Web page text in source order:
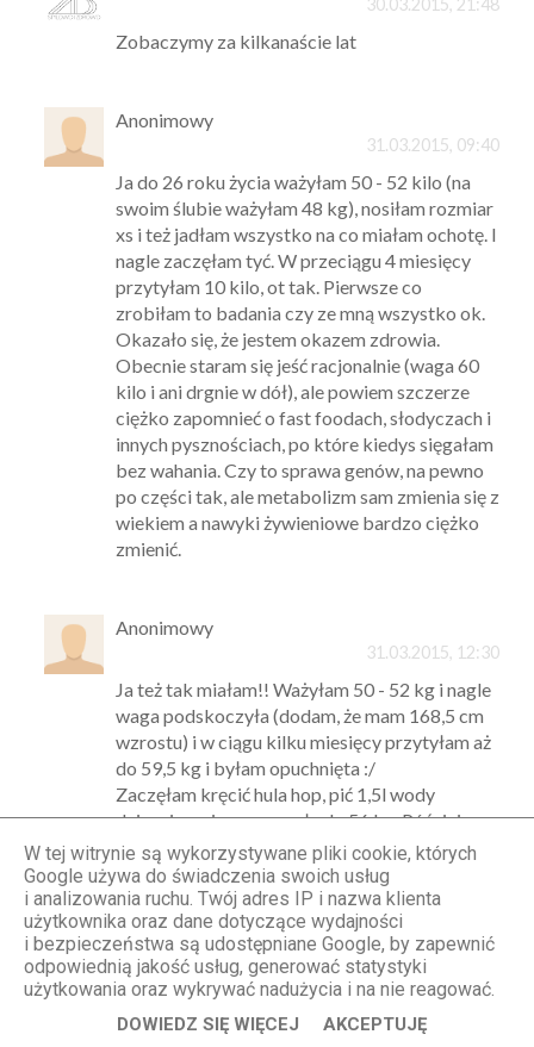
30.03.2015, 21:48
Zobaczymy za kilkanaście lat
Anonimowy
31.03.2015, 09:40
Ja do 26 roku życia ważyłam 50 - 52 kilo (na
swoim ślubie ważyłam 48 kg), nosiłam rozmiar
xs i też jadłam wszystko na co miałam ochotę. I
nagle zaczęłam tyć. W przeciągu 4 miesięcy
przytyłam 10 kilo, ot tak. Pierwsze co
zrobiłam to badania czy ze mną wszystko ok.
Okazało się, że jestem okazem zdrowia.
Obecnie staram się jeść racjonalnie (waga 60
kilo i ani drgnie w dół), ale powiem szczerze
ciężko zapomnieć o fast foodach, słodyczach i
innych pysznościach, po które kiedys sięgałam
bez wahania. Czy to sprawa genów, na pewno
po części tak, ale metabolizm sam zmienia się z
wiekiem a nawyki żywieniowe bardzo ciężko
zmienić.
Anonimowy
31.03.2015, 12:30
Ja też tak miałam!! Ważyłam 50 - 52 kg i nagle
waga podskoczyła (dodam, że mam 168,5 cm
wzrostu) i w ciągu kilku miesięcy przytyłam aż
do 59,5 kg i byłam opuchnięta :/
Zaczęłam kręcić hula hop, pić 1,5l wody
dziennie no i waga zeszła do 56 kg. Później
zmieniłam pracę i ze stresu zjechałam do 50 kg
i obecnie ważę 51 kg w wieku 26 lat. Stres
"najlepszy" na obniżenie wagi.
Całe życie byłam "szczypiorkiem" z biustem i
to chyba geny, bo kobiety w rodzinie ojca są
szczupłe :)
W tej witrynie są wykorzystywane pliki cookie, których
Google używa do świadczenia swoich usług
i analizowania ruchu. Twój adres IP i nazwa klienta
użytkownika oraz dane dotyczące wydajności
i bezpieczeństwa są udostępniane Google, by zapewnić
odpowiednią jakość usług, generować statystyki
użytkowania oraz wykrywać nadużycia i na nie reagować.
DOWIEDZ SIĘ WIĘCEJ AKCEPTUJĘ